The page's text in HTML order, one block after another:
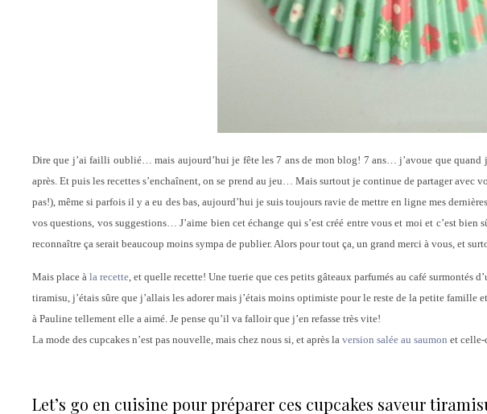
Dire que j’ai failli oublié… mais aujourd’hui je fête les 7 ans de mon blog! 7 ans… j’avoue que quand
après. Et puis les recettes s’enchaînent, on se prend au jeu… Mais surtout je continue de partager avec
pas!), même si parfois il y a eu des bas, aujourd’hui je suis toujours ravie de mettre en ligne mes
vos questions, vos suggestions… J’aime bien cet échange qui s’est créé entre vous et moi et c’est
reconnaître ça serait beaucoup moins sympa de publier. Alors pour tout ça, un grand merci à vous, et
Mais place à la recette, et quelle recette! Une tuerie que ces petits gâteaux parfumés au café surmontés
tiramisu, j’étais sûre que j’allais les adorer mais j’étais moins optimiste pour le reste de la petite famille
à Pauline tellement elle a aimé. Je pense qu’il va falloir que j’en refasse très vite!
La mode des cupcakes n’est pas nouvelle, mais chez nous si, et après la version salée au saumon et celle-
Let’s go en cuisine pour préparer ces cupcakes saveur